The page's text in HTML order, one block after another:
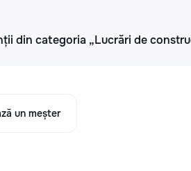
din categoria „Lucrări de
un meșter